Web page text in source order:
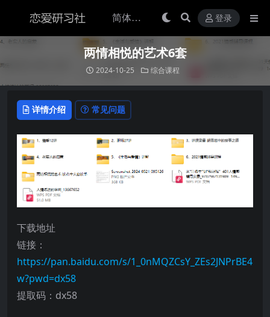
登录
两情相悦的艺术6套
2024-10-25 综合课程
详情介绍 常见问题
下载地址
链接：
https://pan.baidu.com/s/1_0nMQZCsY_ZEs2JNPrBE4
w?pwd=dx58
提取码：dx58